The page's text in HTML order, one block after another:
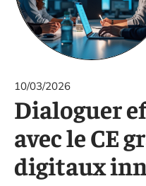
10/03/2026
Dialoguer
avec le CE
digitaux